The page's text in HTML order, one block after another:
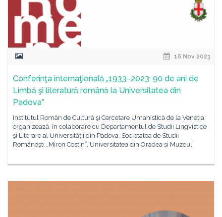
16 Nov 2023
Conferinţa internaţională „1933–2023: 90 de ani de
Limbă şi literatură română la Universitatea din
Padova”
Institutul Român de Cultură şi Cercetare Umanistică de la Veneţia
organizează, în colaborare cu Departamentul de Studii Lingvistice
şi Literare al Universităţii din Padova, Societatea de Studii
Româneşti „Miron Costin”, Universitatea din Oradea și Muzeul